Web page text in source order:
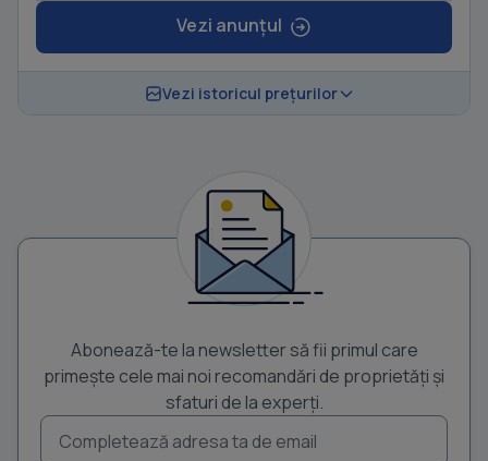
Vezi anunțul
Vezi istoricul prețurilor
Abonează-te la newsletter să fii primul care
primește cele mai noi recomandări de proprietăți și
sfaturi de la experți.